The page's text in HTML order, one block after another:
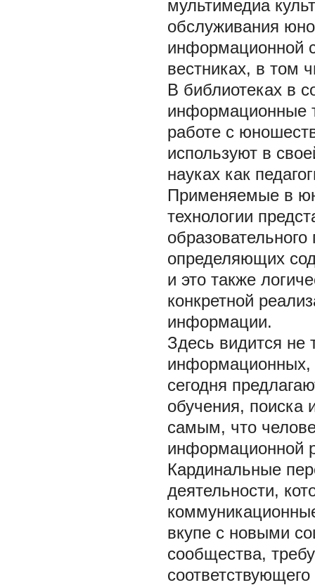
мультимедиа
обслуживания
информационной
вестниках, в том
В библиотеках в
информационные
работе с
используют в
науках как
Применяемые в
технологии
определяющих
и это также
конкретной
информации.
Здесь видится не
информационных,
сегодня
обучения, поиска
самым, что
информационной
Кардинальные
деятельности,
вкупе с новыми
сообщества,